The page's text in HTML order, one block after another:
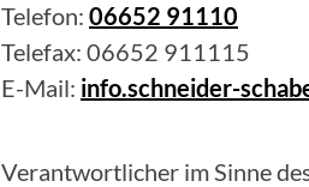
Telefon: 06652 91110
Telefax: 06652 911115
E-Mail: info.schneider-
Verantwortlicher im Sinne